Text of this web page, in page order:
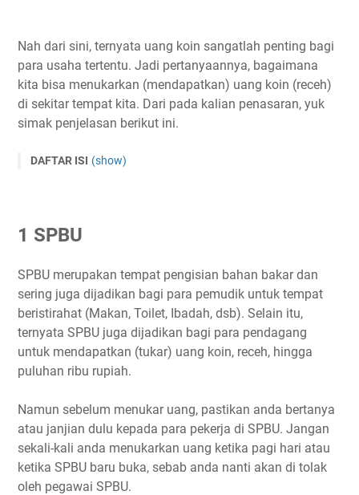
Nah dari sini, ternyata uang koin sangatlah penting bagi
para usaha tertentu. Jadi pertanyaannya, bagaimana
kita bisa menukarkan (mendapatkan) uang koin (receh)
di sekitar tempat kita. Dari pada kalian penasaran, yuk
simak penjelasan berikut ini.
DAFTAR ISI (show)
3 TUKANG PARKIR
5 Bank
1 SPBU
SPBU merupakan tempat pengisian bahan bakar dan
sering juga dijadikan bagi para pemudik untuk tempat
beristirahat (Makan, Toilet, Ibadah, dsb). Selain itu,
ternyata SPBU juga dijadikan bagi para pendagang
untuk mendapatkan (tukar) uang koin, receh, hingga
puluhan ribu rupiah.
Namun sebelum menukar uang, pastikan anda bertanya
atau janjian dulu kepada para pekerja di SPBU. Jangan
sekali-kali anda menukarkan uang ketika pagi hari atau
ketika SPBU baru buka, sebab anda nanti akan di tolak
oleh pegawai SPBU.